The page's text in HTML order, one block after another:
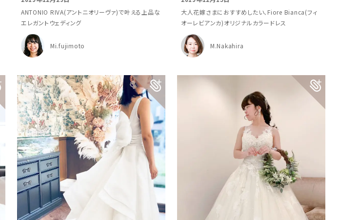
ANTONIO RIVA(アントニオリーヴァ)で叶える上品な
エレガントウェディング
Mi.fujimoto
大人花嫁さまにおすすめしたい、Fiore Bianca(フィ
オーレビアンカ)オリジナルカラードレス
M.Nakahira